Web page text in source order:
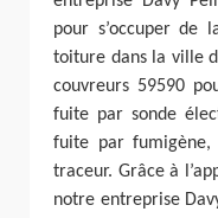
pour s’occuper de
toiture dans la ville
couvreurs 59590
fuite par sonde
fuite par
traceur. Grâce à
notre entreprise